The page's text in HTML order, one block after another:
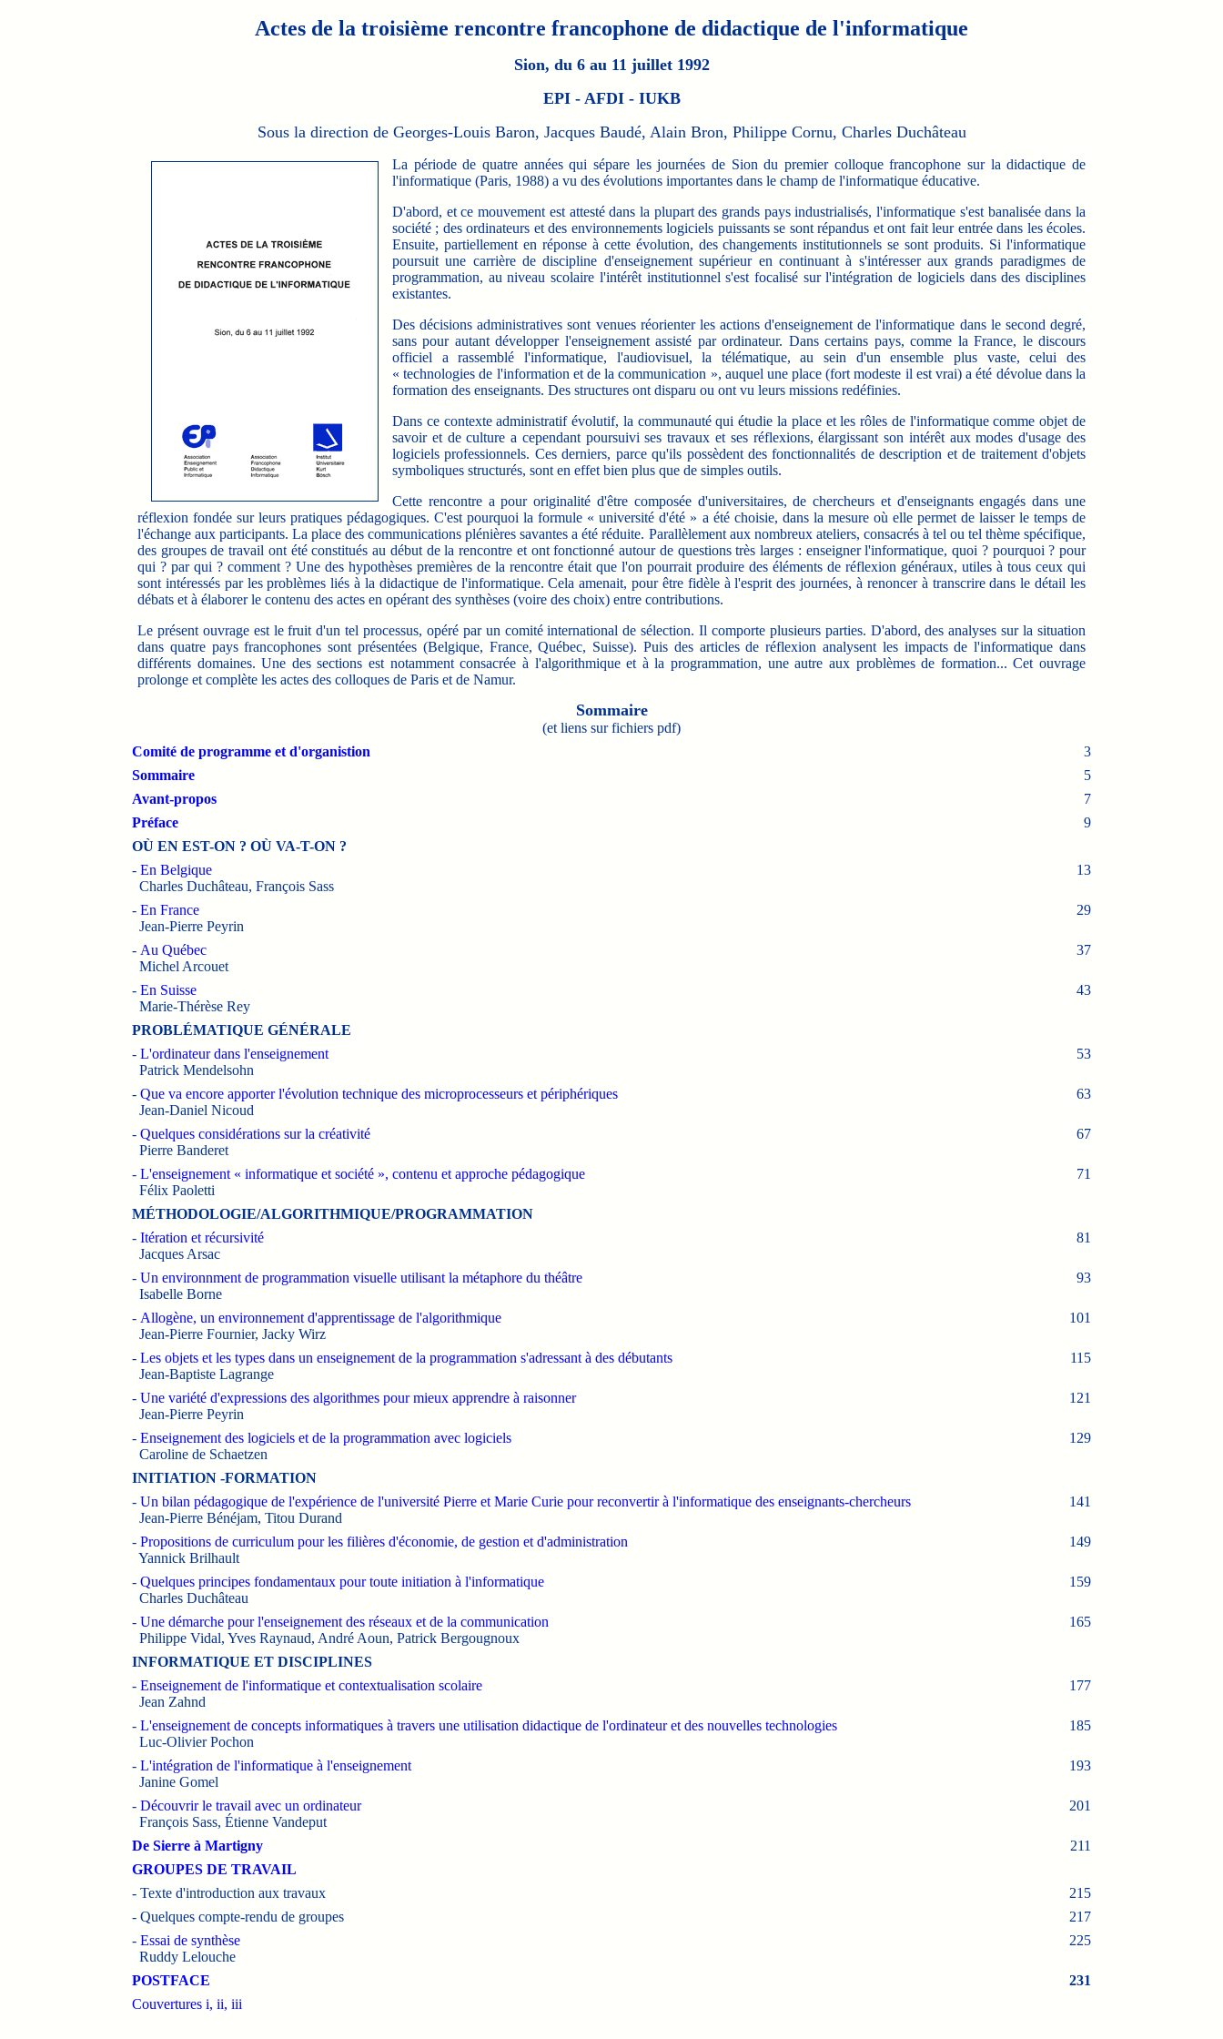
Actes de la troisième rencontre francophone de didactique de l'informatique
Sion, du 6 au 11 juillet 1992
EPI - AFDI - IUKB
Sous la direction de Georges-Louis Baron, Jacques Baudé, Alain Bron, Philippe Cornu, Charles Duchâteau
La période de quatre années qui sépare les journées de Sion du premier colloque francophone sur la didactique de
l'informatique (Paris, 1988) a vu des évolutions importantes dans le champ de l'informatique éducative.
D'abord, et ce mouvement est attesté dans la plupart des grands pays industrialisés, l'informatique s'est banalisée dans la
société ; des ordinateurs et des environnements logiciels puissants se sont répandus et ont fait leur entrée dans les écoles.
Ensuite, partiellement en réponse à cette évolution, des changements institutionnels se sont produits. Si l'informatique
poursuit une carrière de discipline d'enseignement supérieur en continuant à s'intéresser aux grands paradigmes de
programmation, au niveau scolaire l'intérêt institutionnel s'est focalisé sur l'intégration de logiciels dans des disciplines
existantes.
Des décisions administratives sont venues réorienter les actions d'enseignement de l'informatique dans le second degré,
sans pour autant développer l'enseignement assisté par ordinateur. Dans certains pays, comme la France, le discours
officiel a rassemblé l'informatique, l'audiovisuel, la télématique, au sein d'un ensemble plus vaste, celui des
« technologies de l'information et de la communication », auquel une place (fort modeste il est vrai) a été dévolue dans la
formation des enseignants. Des structures ont disparu ou ont vu leurs missions redéfinies.
Dans ce contexte administratif évolutif, la communauté qui étudie la place et les rôles de l'informatique comme objet de
savoir et de culture a cependant poursuivi ses travaux et ses réflexions, élargissant son intérêt aux modes d'usage des
logiciels professionnels. Ces derniers, parce qu'ils possèdent des fonctionnalités de description et de traitement d'objets
symboliques structurés, sont en effet bien plus que de simples outils.
Cette rencontre a pour originalité d'être composée d'universitaires, de chercheurs et d'enseignants engagés dans une
réflexion fondée sur leurs pratiques pédagogiques. C'est pourquoi la formule « université d'été » a été choisie, dans la mesure où elle permet de laisser le temps de
l'échange aux participants. La place des communications plénières savantes a été réduite. Parallèlement aux nombreux ateliers, consacrés à tel ou tel thème spécifique,
des groupes de travail ont été constitués au début de la rencontre et ont fonctionné autour de questions très larges : enseigner l'informatique, quoi ? pourquoi ? pour
qui ? par qui ? comment ? Une des hypothèses premières de la rencontre était que l'on pourrait produire des éléments de réflexion généraux, utiles à tous ceux qui
sont intéressés par les problèmes liés à la didactique de l'informatique. Cela amenait, pour être fidèle à l'esprit des journées, à renoncer à transcrire dans le détail les
débats et à élaborer le contenu des actes en opérant des synthèses (voire des choix) entre contributions.
Le présent ouvrage est le fruit d'un tel processus, opéré par un comité international de sélection. Il comporte plusieurs parties. D'abord, des analyses sur la situation
dans quatre pays francophones sont présentées (Belgique, France, Québec, Suisse). Puis des articles de réflexion analysent les impacts de l'informatique dans
différents domaines. Une des sections est notamment consacrée à l'algorithmique et à la programmation, une autre aux problèmes de formation... Cet ouvrage
prolonge et complète les actes des colloques de Paris et de Namur.
Sommaire
(et liens sur fichiers pdf)
Comité de programme et d'organistion
3
Sommaire
5
Avant-propos
7
Préface
9
OÙ EN EST-ON ? OÙ VA-T-ON ?
- En Belgique
Charles Duchâteau, François Sass
13
- En France
Jean-Pierre Peyrin
29
- Au Québec
Michel Arcouet
37
- En Suisse
Marie-Thérèse Rey
43
PROBLÉMATIQUE GÉNÉRALE
- L'ordinateur dans l'enseignement
Patrick Mendelsohn
53
- Que va encore apporter l'évolution technique des microprocesseurs et périphériques
Jean-Daniel Nicoud
63
- Quelques considérations sur la créativité
Pierre Banderet
67
- L'enseignement « informatique et société », contenu et approche pédagogique
Félix Paoletti
71
MÉTHODOLOGIE/ALGORITHMIQUE/PROGRAMMATION
- Itération et récursivité
Jacques Arsac
81
- Un environnment de programmation visuelle utilisant la métaphore du théâtre
Isabelle Borne
93
- Allogène, un environnement d'apprentissage de l'algorithmique
Jean-Pierre Fournier, Jacky Wirz
101
- Les objets et les types dans un enseignement de la programmation s'adressant à des débutants
Jean-Baptiste Lagrange
115
- Une variété d'expressions des algorithmes pour mieux apprendre à raisonner
Jean-Pierre Peyrin
121
- Enseignement des logiciels et de la programmation avec logiciels
Caroline de Schaetzen
129
INITIATION -FORMATION
- Un bilan pédagogique de l'expérience de l'université Pierre et Marie Curie pour reconvertir à l'informatique des enseignants-chercheurs
Jean-Pierre Bénéjam, Titou Durand
141
- Propositions de curriculum pour les filières d'économie, de gestion et d'administration
Yannick Brilhault
149
- Quelques principes fondamentaux pour toute initiation à l'informatique
Charles Duchâteau
159
- Une démarche pour l'enseignement des réseaux et de la communication
Philippe Vidal, Yves Raynaud, André Aoun, Patrick Bergougnoux
165
INFORMATIQUE ET DISCIPLINES
- Enseignement de l'informatique et contextualisation scolaire
Jean Zahnd
177
- L'enseignement de concepts informatiques à travers une utilisation didactique de l'ordinateur et des nouvelles technologies
Luc-Olivier Pochon
185
- L'intégration de l'informatique à l'enseignement
Janine Gomel
193
- Découvrir le travail avec un ordinateur
François Sass, Étienne Vandeput
201
De Sierre à Martigny
211
GROUPES DE TRAVAIL
- Texte d'introduction aux travaux
215
- Quelques compte-rendu de groupes
217
- Essai de synthèse
Ruddy Lelouche
225
POSTFACE
231
Couvertures i, ii, iii